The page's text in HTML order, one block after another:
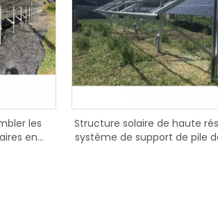
de
48V
pour
les
en
Structure solaire de haute
système de support de pile